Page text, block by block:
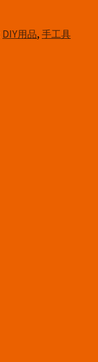
DIY用品,手工具